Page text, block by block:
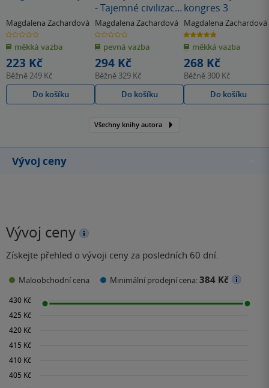
Magdalena Zachardová
0.0
z
5
hvězdiček
měkká vazba
223 Kč
Běžně249 Kč
Do košíku
- Tajemné civilizace
a podivné nálezy
Magdalena Zachardová
0.0
z
5
hvězdiček
pevná vazba
294 Kč
Běžně 329 Kč
Do košíku
kongres 3
Magdalena Zachardová
5.0
z
5
hvězdiček
měkká vazba
268 Kč
Běžně 300 Kč
Do košíku
Všechny knihy autora
Vývoj ceny
Vývoj ceny
Získejte přehled o vývoji ceny za posledních 60 dní.
Maloobchodní cena Minimální prodejní cena:384 Kč